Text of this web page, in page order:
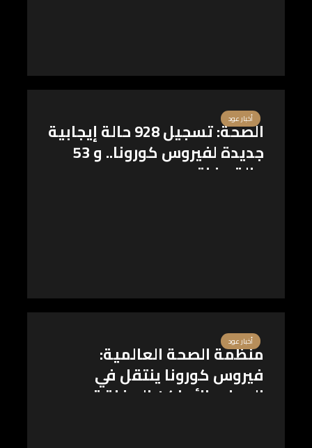
أخبار عود الصحة: تسجيل 928 حالة إيجابية
جديدة لفيروس كورونا.. و 53
حالة وفاة
أخبار عود
منظمة الصحة العالمية:
فيروس كورونا ينتقل في
الهواء بالأماكن المغلقة